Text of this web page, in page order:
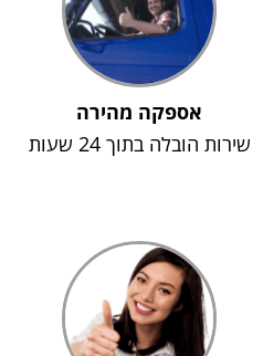
אספקה מהירה
שירות הובלה בתוך 24 שעות